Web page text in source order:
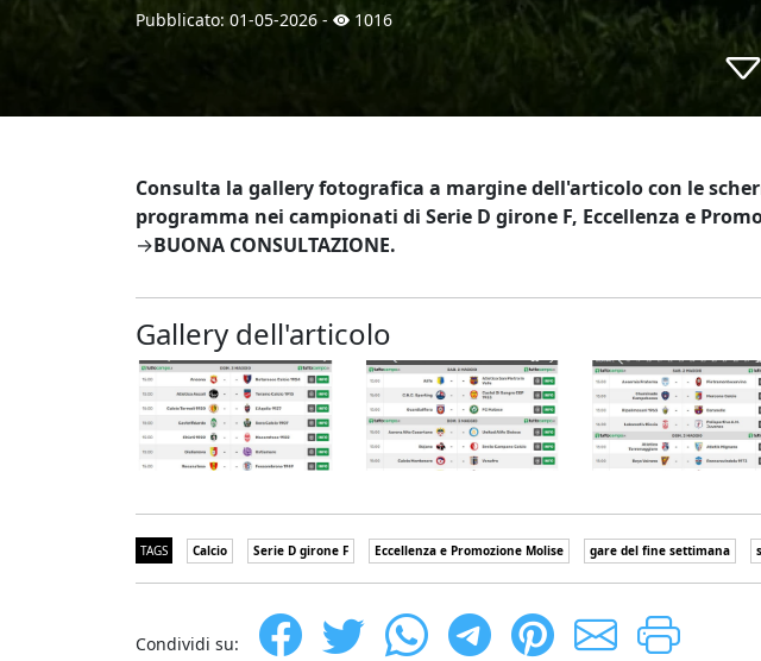
Pubblicato: 01-05-2026- 1016
Consulta la gallery fotografica a margine dell'articolo con le
programma nei campionati di Serie D girone F, Eccellenza e
→BUONA CONSULTAZIONE.
Gallery dell'articolo
TAGS Calcio Serie D girone F Eccellenza e Promozione Molise gare del fine settimana
Condividi su: